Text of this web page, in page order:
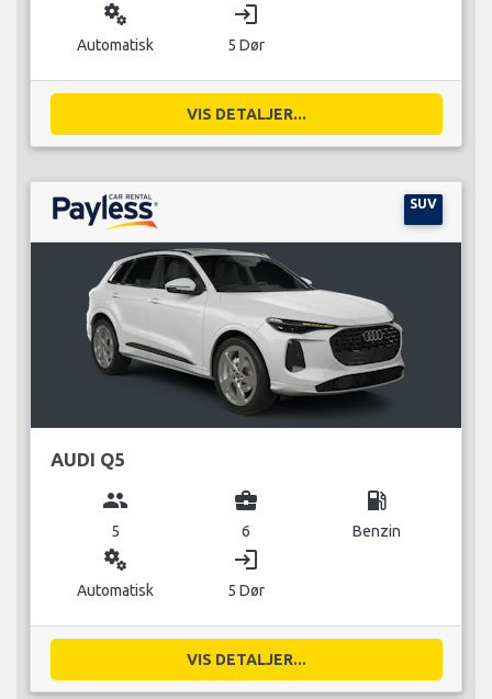
miscellaneous_services
Automatisk
login
5 Dør
VIS DETALJER...
SUV
AUDI Q5
group
5
business_center
6
local_gas_station
Benzin
miscellaneous_services
Automatisk
login
5 Dør
VIS DETALJER...